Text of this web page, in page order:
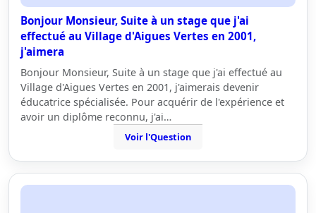
Bonjour Monsieur, Suite à un stage que j'ai
effectué au Village d'Aigues Vertes en 2001,
j'aimera
Bonjour Monsieur, Suite à un stage que j'ai effectué au
Village d'Aigues Vertes en 2001, j'aimerais devenir
éducatrice spécialisée. Pour acquérir de l'expérience et
avoir un diplôme reconnu, j'ai…
Voir l'Question